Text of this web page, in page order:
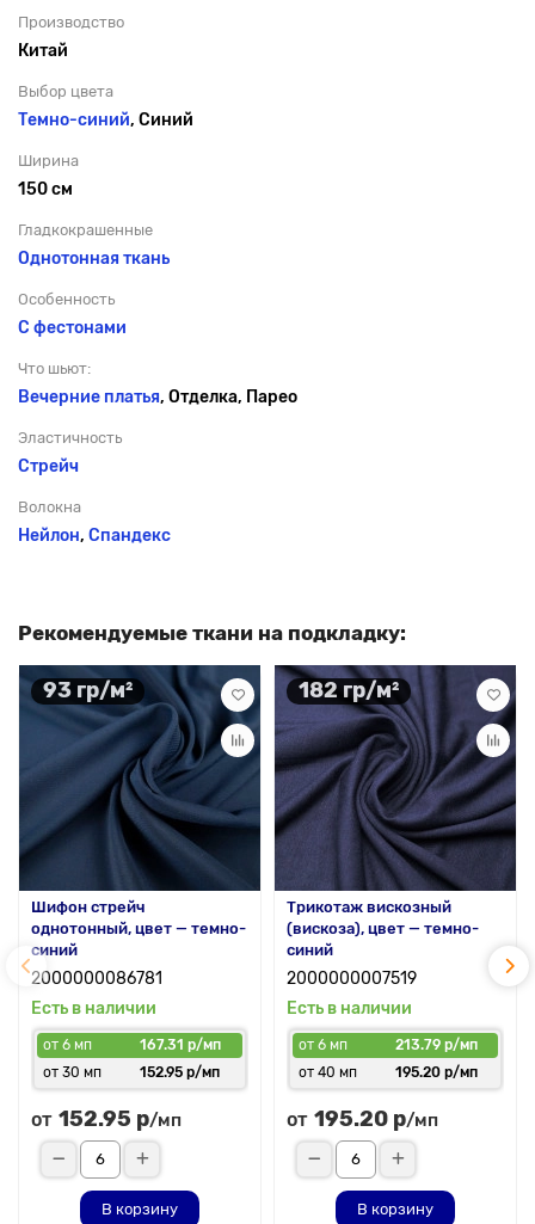
Производство
Китай
Выбор цвета
Темно-синий, Синий
Ширина
150 см
Гладкокрашенные
Однотонная ткань
Особенность
С фестонами
Что шьют:
Вечерние платья, Отделка, Парео
Эластичность
Стрейч
Волокна
Нейлон, Спандекс
Рекомендуемые ткани на подкладку:
93 гр/м²
Шифон стрейч
однотонный, цвет — темно-
синий
2000000086781
Есть в наличии
от 6 мп
167.31 р/мп
от 30 мп
152.95 р/мп
от 152.95 р/мп
В корзину
182 гр/м²
Трикотаж вискозный
(вискоза), цвет — темно-
синий
2000000007519
Есть в наличии
от 6 мп
213.79 р/мп
от 40 мп
195.20 р/мп
от 195.20 р/мп
В корзину